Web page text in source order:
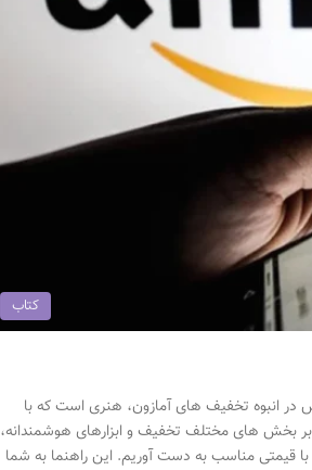
کتاب
در انبوه تخفیف های آمازون، هنری است که با
بخش های مختلف تخفیف و ابزارهای هوشمندانه،
با قیمتی مناسب به دست آوریم. این راهنما به شما